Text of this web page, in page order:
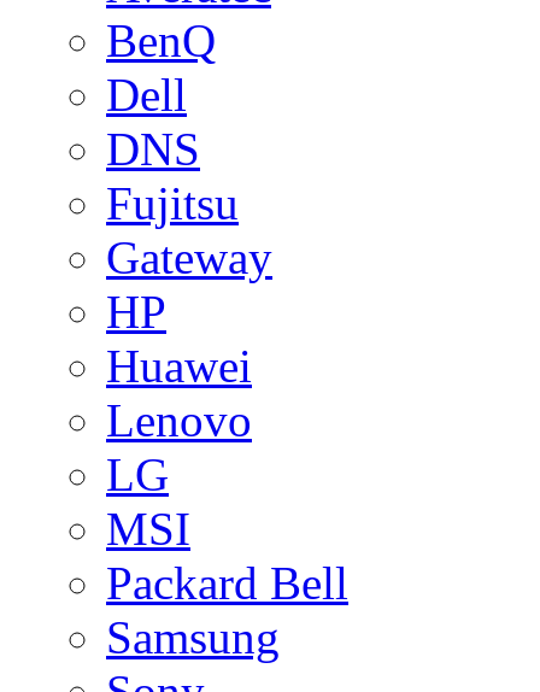
BenQ
Dell
DNS
Fujitsu
Gateway
HP
Huawei
Lenovo
LG
MSI
Packard Bell
Samsung